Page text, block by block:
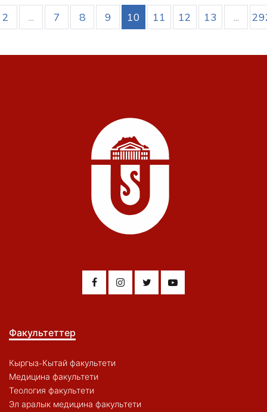
2 ... 7 8 9 10 11 12 13 ...
Факультеттер
Кыргыз-Кытай факультети
Медицина факультети
Теология факультети
Эл аралык медицина факультети